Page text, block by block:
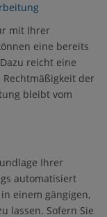
mit Ihrer
eine bereits
reicht eine
der
bleibt vom
Ihrer
automatisiert
einem gängigen,
lassen. Sofern Sie